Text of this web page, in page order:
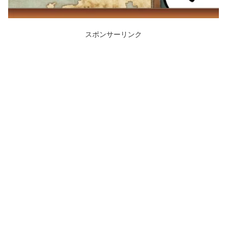
スポンサーリンク